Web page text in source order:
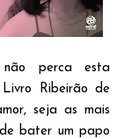
perca esta
Ribeirão de
seja as mais
bater um papo